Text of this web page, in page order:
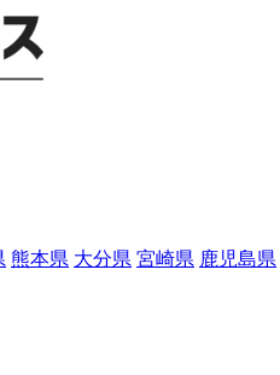
熊本県 大分県 宮崎県 鹿児島県